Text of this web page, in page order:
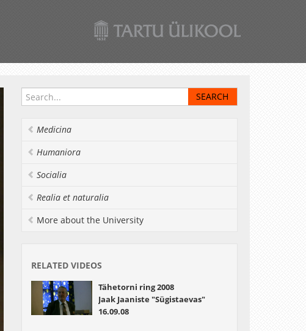
Medicina
Humaniora
Socialia
Realia et naturalia
More about the University
RELATED VIDEOS
Tähetorni ring 2008
Jaak Jaaniste "Sügistaevas"
16.09.08